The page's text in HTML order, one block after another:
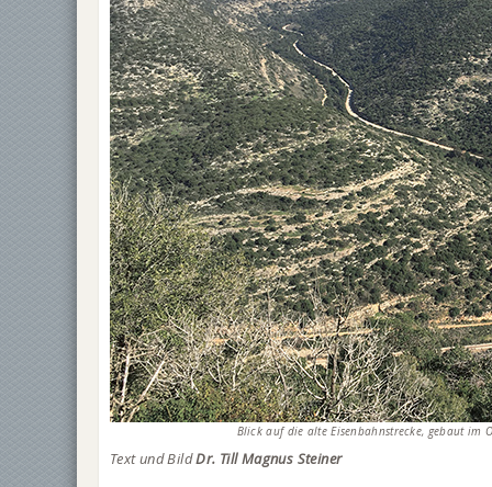
Blick auf die alte Eisenbahnstrecke, gebaut im
Text und BildDr. Till Magnus Steiner